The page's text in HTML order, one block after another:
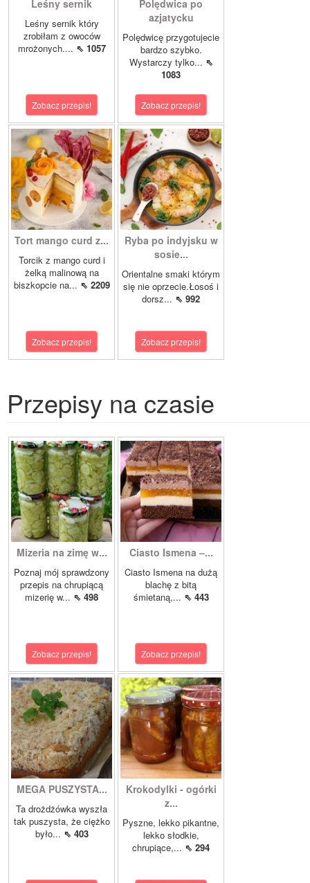
Leśny sernik
Leśny sernik który
zrobiłam z owoców
mrożonych.... ⇖ 1057
Zobacz przepis!
Polędwica po
azjatycku
Polędwicę przygotujecie
bardzo szybko.
Wystarczy tylko... ⇖
1083
Zobacz przepis!
Tort mango curd z...
Torcik z mango curd i
żelką malinową na
biszkopcie na... ⇖ 2209
Zobacz przepis!
Ryba po indyjsku w
sosie...
Orientalne smaki którym
się nie oprzecie.Łosoś i
dorsz... ⇖ 992
Zobacz przepis!
Przepisy na czasie
Mizeria na zimę w...
Poznaj mój sprawdzony
przepis na chrupiącą
mizerię w... ⇖ 498
Zobacz przepis!
Ciasto Ismena –...
Ciasto Ismena na dużą
blachę z bitą
śmietaną,... ⇖ 443
Zobacz przepis!
MEGA PUSZYSTA...
Ta drożdżówka wyszła
tak puszysta, że ciężko
było... ⇖ 403
Krokodylki - ogórki
z...
Pyszne, lekko pikantne,
lekko słodkie,
chrupiące,... ⇖ 294